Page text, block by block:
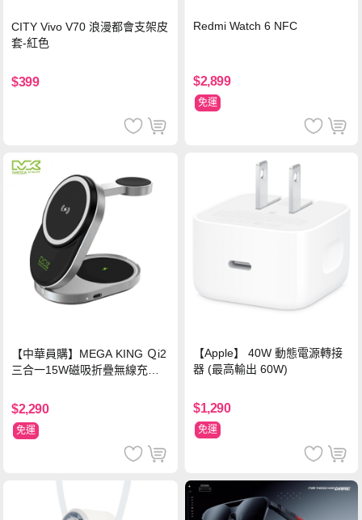
CITY Vivo V70 浪漫都會支架皮
套-紅色
$399
Redmi Watch 6 NFC
$2,899
免運
【中華員購】MEGA KING Ｑi2
三合一15W磁吸折疊無線充電
$2,290
免運
【Apple】 40W 動態電源轉接
器 (最高輸出 60W)
$1,290
免運